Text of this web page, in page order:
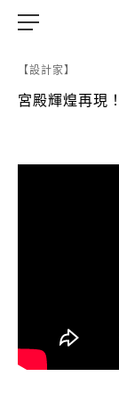
【設計家】
宮殿輝煌再現